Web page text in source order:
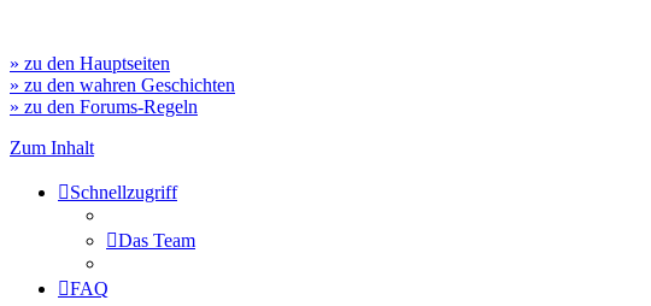
» zu den Hauptseiten
» zu den wahren Geschichten
» zu den Forums-Regeln
Zum Inhalt
Schnellzugriff
Das Team
FAQ